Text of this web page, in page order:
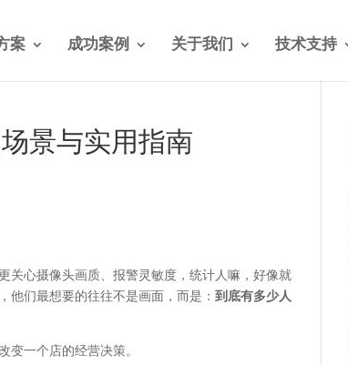
案 成功案例 关于我们 技术支持
景与实用指南
关心摄像头画质、报警灵敏度，统计人嘛，好像就
他们最想要的往往不是画面，而是：到底有多少人
变一个店的经营决策。